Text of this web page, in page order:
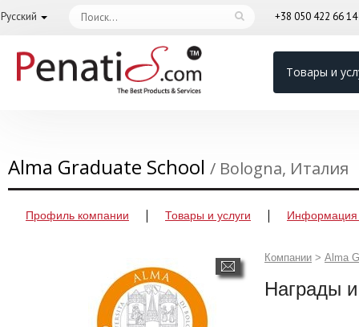
Русский +38 050 422 66 14
Товары и
Alma Graduate School / Bologna, Италия
Профиль компании Товары и услуги Информация
Компании > Alma
Награды